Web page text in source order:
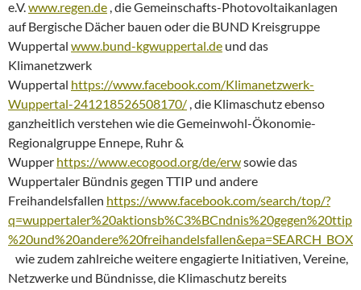
e.V.www.regen.de , die Gemeinschafts-Photovoltaikanlagen
auf Bergische Dächer bauen oder die BUND Kreisgruppe
Wuppertal www.bund-kgwuppertal.de und das
Klimanetzwerk
Wuppertal https://www.facebook.com/Klimanetzwerk-
Wuppertal-241218526508170/ , die Klimaschutz ebenso
ganzheitlich verstehen wie die Gemeinwohl-Ökonomie-
Regionalgruppe Ennepe, Ruhr &
Wupper https://www.ecogood.org/de/erwsowie das
Wuppertaler Bündnis gegen TTIP und andere
Freihandelsfallen https://www.facebook.com/search/top/?
q=wuppertaler%20aktionsb%C3%BCndnis%20gegen%20ttip
%20und%20andere%20freihandelsfallen&epa=SEARCH_BOX
wie zudem zahlreiche weitere engagierte Initiativen, Vereine,
Netzwerke und Bündnisse, die Klimaschutz bereits